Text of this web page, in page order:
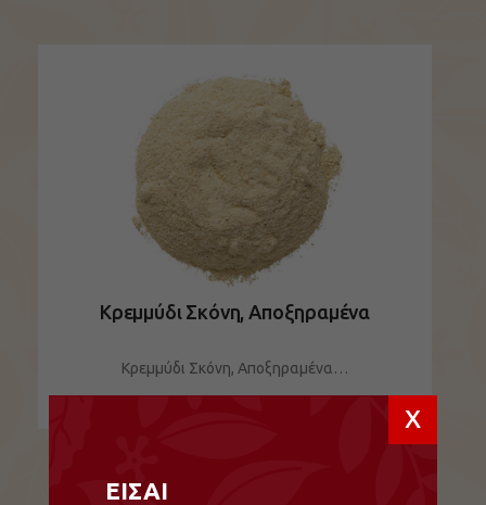
Κρεμμύδι Σκόνη, Αποξηραμένα
Κρεμμύδι Σκόνη, Αποξηραμένα…
x
ΕΙΣΑΙ